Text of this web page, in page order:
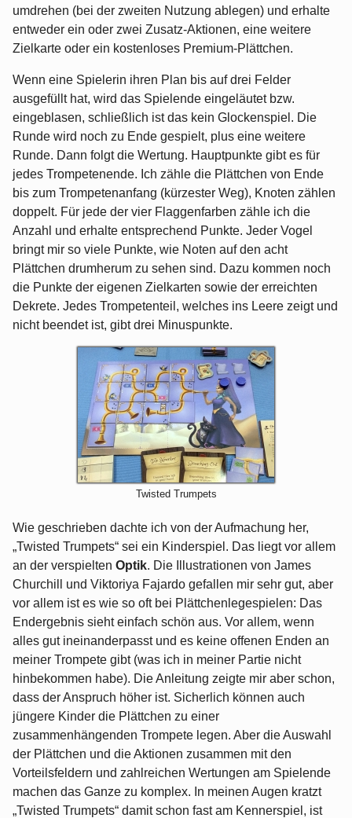
umdrehen (bei der zweiten Nutzung ablegen) und erhalte
entweder ein oder zwei Zusatz-Aktionen, eine weitere
Zielkarte oder ein kostenloses Premium-Plättchen.
Wenn eine Spielerin ihren Plan bis auf drei Felder
ausgefüllt hat, wird das Spielende eingeläutet bzw.
eingeblasen, schließlich ist das kein Glockenspiel. Die
Runde wird noch zu Ende gespielt, plus eine weitere
Runde. Dann folgt die Wertung. Hauptpunkte gibt es für
jedes Trompetenende. Ich zähle die Plättchen von Ende
bis zum Trompetenanfang (kürzester Weg), Knoten zählen
doppelt. Für jede der vier Flaggenfarben zähle ich die
Anzahl und erhalte entsprechend Punkte. Jeder Vogel
bringt mir so viele Punkte, wie Noten auf den acht
Plättchen drumherum zu sehen sind. Dazu kommen noch
die Punkte der eigenen Zielkarten sowie der erreichten
Dekrete. Jedes Trompetenteil, welches ins Leere zeigt und
nicht beendet ist, gibt drei Minuspunkte.
Twisted Trumpets
Wie geschrieben dachte ich von der Aufmachung her,
„Twisted Trumpets“ sei ein Kinderspiel. Das liegt vor allem
an der verspielten Optik. Die Illustrationen von James
Churchill und Viktoriya Fajardo gefallen mir sehr gut, aber
vor allem ist es wie so oft bei Plättchenlegespielen: Das
Endergebnis sieht einfach schön aus. Vor allem, wenn
alles gut ineinanderpasst und es keine offenen Enden an
meiner Trompete gibt (was ich in meiner Partie nicht
hinbekommen habe). Die Anleitung zeigte mir aber schon,
dass der Anspruch höher ist. Sicherlich können auch
jüngere Kinder die Plättchen zu einer
zusammenhängenden Trompete legen. Aber die Auswahl
der Plättchen und die Aktionen zusammen mit den
Vorteilsfeldern und zahlreichen Wertungen am Spielende
machen das Ganze zu komplex. In meinen Augen kratzt
„Twisted Trumpets“ damit schon fast am Kennerspiel, ist